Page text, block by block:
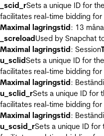
_scid_rSets a unique ID for
facilitates real-time bidding
Maximal lagringstid: 13
_screloadUsed by Snapchat
Maximal lagringstid: Session
u_sclidSets a unique ID for
facilitates real-time bidding
Maximal lagringstid:
u_sclid_rSets a unique ID for
facilitates real-time bidding
Maximal lagringstid:
u_scsid_rSets a unique ID